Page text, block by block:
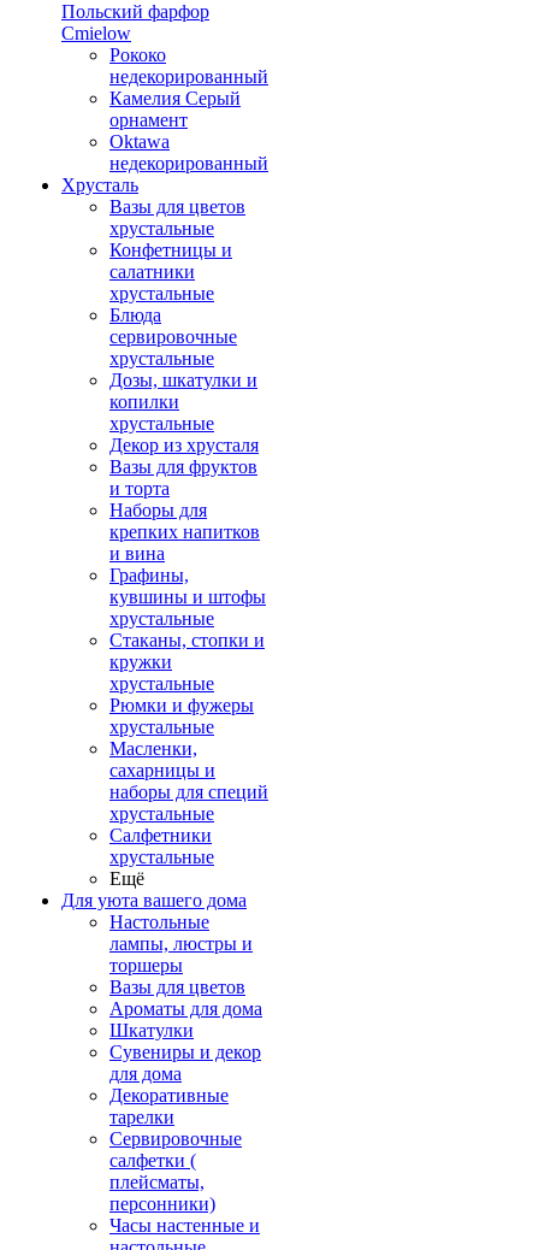
Польский фарфор
Сmielow
Рококо
недекорированный
Камелия Серый
орнамент
Oktawa
недекорированный
Хрусталь
Вазы для цветов
хрустальные
Конфетницы и
салатники
хрустальные
Блюда
сервировочные
хрустальные
Дозы, шкатулки и
копилки
хрустальные
Декор из хрусталя
Вазы для фруктов
и торта
Наборы для
крепких напитков
и вина
Графины,
кувшины и штофы
хрустальные
Стаканы, стопки и
кружки
хрустальные
Рюмки и фужеры
хрустальные
Масленки,
сахарницы и
наборы для специй
хрустальные
Салфетники
хрустальные
Ещё
Для уюта вашего дома
Настольные
лампы, люстры и
торшеры
Вазы для цветов
Ароматы для дома
Шкатулки
Сувениры и декор
для дома
Декоративные
тарелки
Сервировочные
салфетки (
плейсматы,
персонники)
Часы настенные и